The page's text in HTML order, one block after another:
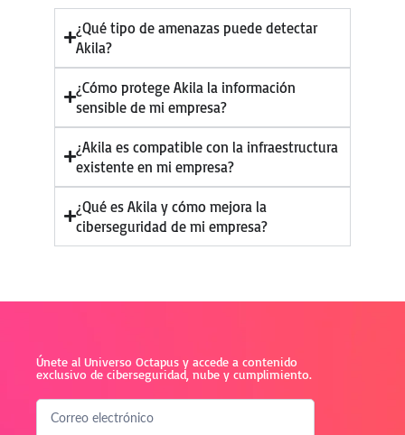
¿Qué tipo de amenazas puede detectar
Akila?
¿Cómo protege Akila la información
sensible de mi empresa?
¿Akila es compatible con la infraestructura
existente en mi empresa?
¿Qué es Akila y cómo mejora la
ciberseguridad de mi empresa?
Únete al Universo Octapus y accede a contenido
exclusivo de ciberseguridad, nube y cumplimiento.
newsletter